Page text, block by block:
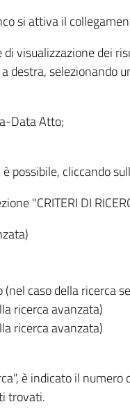
si attiva il
visualizzazione dei
destra, selezionando
Data Atto;
possibile, cliccando
"CRITERI DI
caso della ricerca
ricerca avanzata)
ricerca avanzata)
è indicato il
trovati.